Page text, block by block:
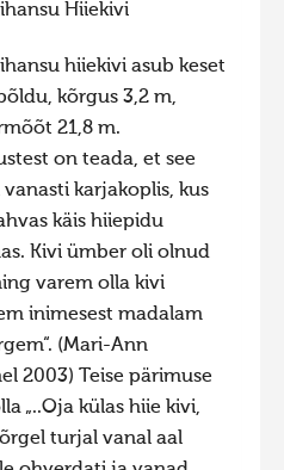
Hiiekivi
hiiekivi asub keset
kõrgus 3,2 m,
21,8 m.
on teada, et see
vanasti karjakoplis, kus
käis hiiepidu
Kivi ümber oli olnud
varem olla kivi
inimesest madalam
(Mari-Ann
2003) Teise pärimuse
„..Oja külas hiie kivi,
turjal vanal aal